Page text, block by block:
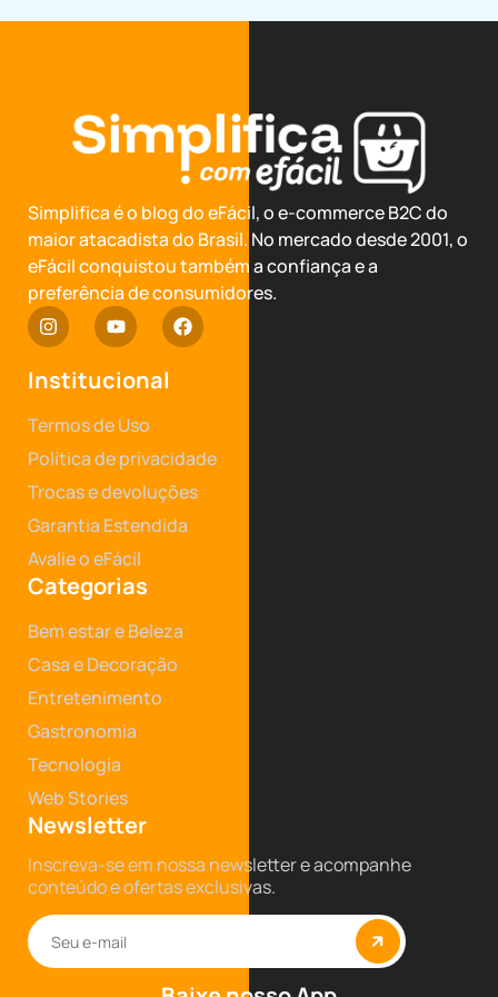
Simplifica é o blog do eFácil, o e-commerce B2C do
maior atacadista do Brasil. No mercado desde 2001, o
eFácil conquistou também a confiança e a
preferência de consumidores.
Institucional
Termos de Uso
Política de privacidade
Trocas e devoluções
Garantia Estendida
Avalie o eFácil
Categorias
Bem estar e Beleza
Casa e Decoração
Entretenimento
Gastronomia
Tecnologia
Web Stories
Newsletter
Inscreva-se em nossa newsletter e acompanhe
conteúdo e ofertas exclusivas.